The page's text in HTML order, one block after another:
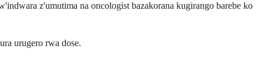
z'umutima na oncologist bazakorana kugirango barebe ko
urugero rwa dose.